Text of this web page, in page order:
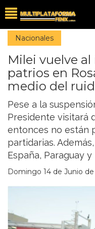
Nacionales
Milei vuelve
patrios en
medio del
Pese a la
Presidente visitará
entonces no están
partidarias.
España, Paraguay
Domingo 14 de Junio